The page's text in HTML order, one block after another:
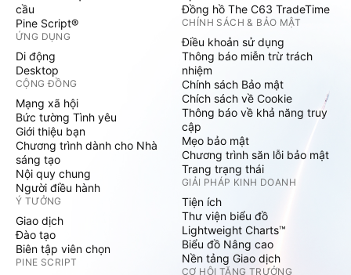
cầu
Pine Script®
ỨNG DỤNG
Di động
Desktop
CỘNG ĐỒNG
Mạng xã hội
Bức tường Tình yêu
Giới thiệu bạn
Chương trình dành cho Nhà
sáng tạo
Nội quy chung
Người điều hành
Ý TƯỞNG
Giao dịch
Đào tạo
Biên tập viên chọn
PINE SCRIPT
Đồng hồ The C63 TradeTime
CHÍNH SÁCH & BẢO MẬT
Điều khoản sử dụng
Thông báo miễn trừ trách
nhiệm
Chính sách Bảo mật
Chích sách về Cookie
Thông báo về khả năng truy
cập
Mẹo bảo mật
Chương trình săn lỗi bảo mật
Trang trạng thái
GIẢI PHÁP KINH DOANH
Tiện ích
Thư viện biểu đồ
Lightweight Charts™
Biểu đồ Nâng cao
Nền tảng Giao dịch
CƠ HỘI TĂNG TRƯỞNG